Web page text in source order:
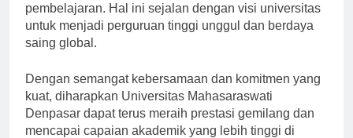
pembelajaran. Hal ini sejalan dengan visi universitas
untuk menjadi perguruan tinggi unggul dan berdaya
saing global.
Dengan semangat kebersamaan dan komitmen yang
kuat, diharapkan Universitas Mahasaraswati
Denpasar dapat terus meraih prestasi gemilang dan
mencapai capaian akademik yang lebih tinggi di